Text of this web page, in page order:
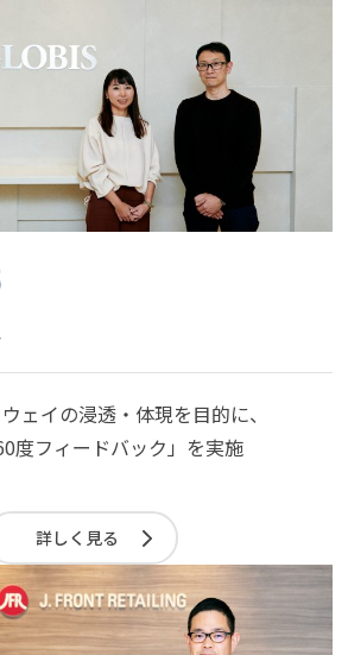
ェイの浸透・体現を目的に、
度フィードバック」を実施
詳しく見る